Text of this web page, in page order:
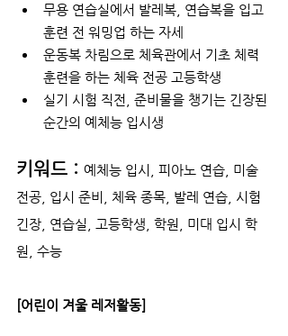
무용 연습실에서 발레복, 연습복을 입고
훈련 전 워밍업 하는 자세
운동복 차림으로 체육관에서 기초 체력
훈련을 하는 체육 전공 고등학생
실기 시험 직전, 준비물을 챙기는 긴장된
순간의 예체능 입시생
키워드 : 예체능 입시, 피아노 연습, 미술
전공, 입시 준비, 체육 종목, 발레 연습, 시험
긴장, 연습실, 고등학생, 학원, 미대 입시 학
원, 수능
[어린이 겨울 레저활동]